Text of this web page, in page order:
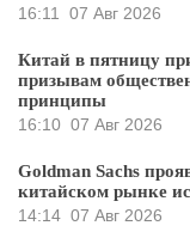
16:11
07 Авг 2026
Китай в пятницу
призывам
принципы
16:10 07 Авг 2026
Goldman Sachs
китайском рынке
14:14 07 Авг 2026